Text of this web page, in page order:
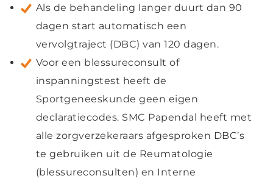
Als de behandeling langer duurt dan 90
dagen start automatisch een
vervolgtraject (DBC) van 120 dagen.
Voor een blessureconsult of
inspanningstest heeft de
Sportgeneeskunde geen eigen
declaratiecodes. SMC Papendal heeft met
alle zorgverzekeraars afgesproken DBC’s
te gebruiken uit de Reumatologie
(blessureconsulten) en Interne